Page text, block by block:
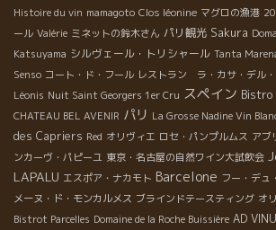
Histoire du vin mamagoto Clos léonine マグロの漁港
ール Valérie ミネットの鈴木さん パリ観光 Sakura
Katsuyama シルヴェール・トリシャール Tanta
Senso コート・ド・フール レストラン ラ・カサ・デル
Léonis Nuit Saint Georgers 1er Cru スペイン Bistro
CHATEAU BEL AVENIR パリ La Grosse Nadine Vin
des Capriers Red オリヴィエ ロセ・パンプルムス アブ
ンカーヴ・パピーユ 東京・名古屋の自然ワイン大試飲会
LAPALU エスポア・ナカモト Barcelone フー・デュ
メーヌ・ド・モンカルメス ブラインドテースティング オ
Bistrot Parcelles Domaine de la Roche Buissière AD